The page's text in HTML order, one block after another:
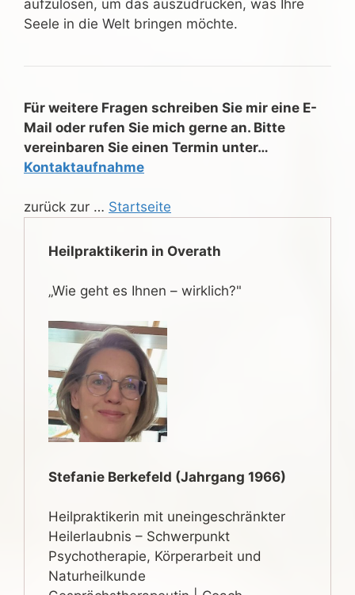
aufzulösen, um das auszudrücken, was Ihre
Seele in die Welt bringen möchte.
Für weitere Fragen schreiben Sie mir eine E-
Mail oder rufen Sie mich gerne an. Bitte
vereinbaren Sie einen Termin unter…
Kontaktaufnahme
zurück zur … Startseite
Heilpraktikerin in Overath
„Wie geht es Ihnen – wirklich?"
Stefanie Berkefeld (Jahrgang 1966)
Heilpraktikerin mit uneingeschränkter
Heilerlaubnis – Schwerpunkt
Psychotherapie, Körperarbeit und
Naturheilkunde